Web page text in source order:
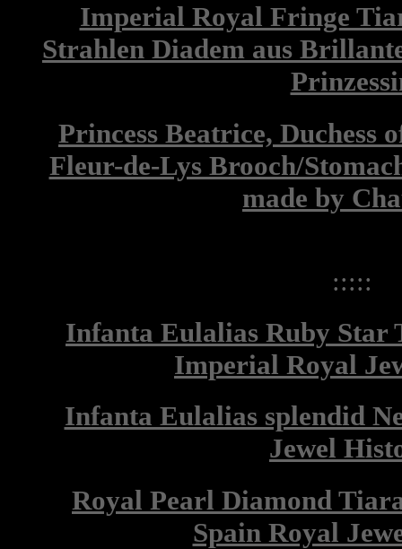
Imperial Royal Fringe
Strahlen Diadem aus
Princess Beatrice, Duchess
Fleur-de-Lys Brooch/
made by
:::::
Infanta Eulalias Ruby Star
Imperial Royal
Infanta Eulalias splendid
Jewel
Royal Pearl Diamond
Spain Royal